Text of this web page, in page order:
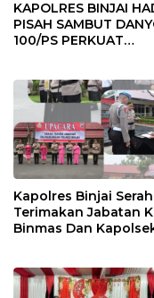
KAPOLRES BINJAI
PISAH SAMBUT
100/PS PERKUAT
Kapolres Binjai Serah
Terimakan Jabatan
Binmas Dan